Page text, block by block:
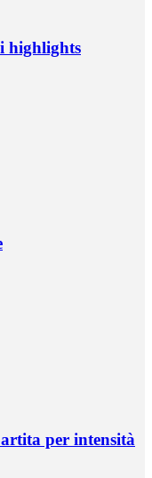
highlights
per intensità